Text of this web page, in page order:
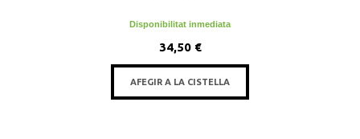
Disponibilitat inmediata
34,50 €
AFEGIR A LA CISTELLA